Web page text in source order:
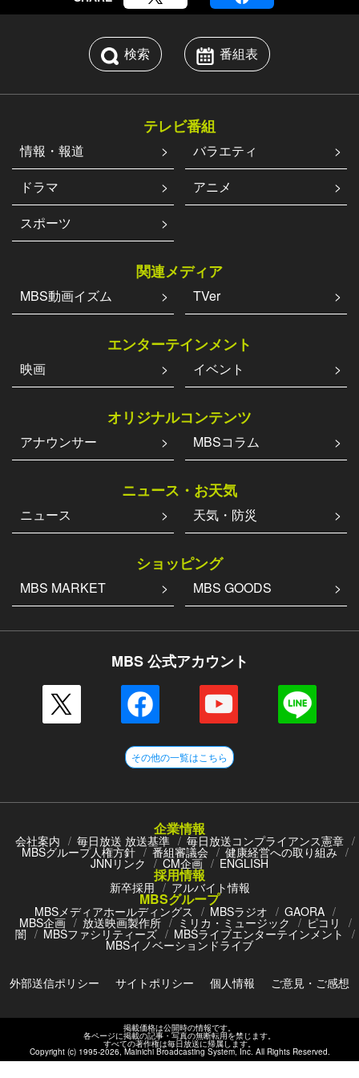
検索 番組表
テレビ番組
情報・報道
バラエティ
ドラマ
アニメ
スポーツ
関連メディア
MBS動画イズム TVer
エンターテインメント
映画 イベント
オリジナルコンテンツ
アナウンサー MBSコラム
ニュース・お天気
ニュース 天気・防災
ショッピング
MBS MARKET MBS GOODS
MBS 公式アカウント
その他の一覧はこちら
企業情報
会社案内 毎日放送 放送基準 毎日放送コンプライアンス憲章
MBSグループ人権方針 番組審議会 健康経営への取り組み
JNNリンク CM企画 ENGLISH
採用情報
新卒採用 アルバイト情報
MBSグループ
MBSメディアホールディングス MBSラジオ GAORA
MBS企画 放送映画製作所 ミリカ・ミュージック ピコリ
闇 MBSファシリティーズ MBSライブエンターテインメント
MBSイノベーションドライブ
外部送信ポリシー サイトポリシー 個人情報 ご意見・ご感想
掲載価格は公開時の情報です。
各ページに掲載の記事・写真の無断転用を禁じます。
すべての著作権は毎日放送に帰属します。
Copyright (c) 1995-2026 , Mainichi Broadcasting System, Inc. All Rights Reserved.